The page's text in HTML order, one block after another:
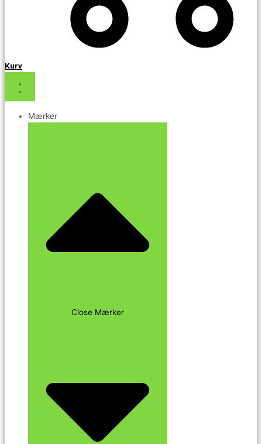
Kurv
Mærker
Close Mærker